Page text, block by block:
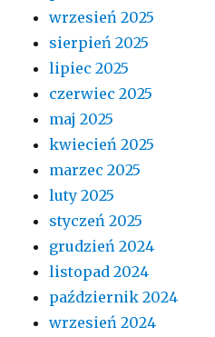
wrzesień 2025
sierpień 2025
lipiec 2025
czerwiec 2025
maj 2025
kwiecień 2025
marzec 2025
luty 2025
styczeń 2025
grudzień 2024
listopad 2024
październik 2024
wrzesień 2024